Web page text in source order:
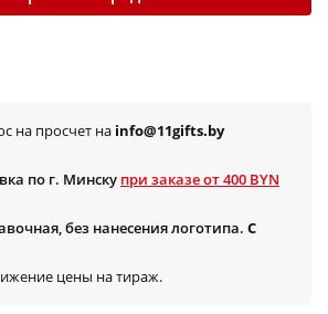
на просчет на info@11gifts.by
по г. Минску при заказе от 400 BYN
без нанесения логотипа. С
цены на тираж.